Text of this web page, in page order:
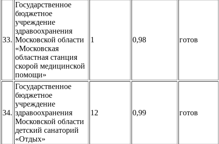
33.
Государственное
бюджетное
учреждение
здравоохранения
Московской области
«Московская
областная станция
скорой медицинской
помощи»
1 0,98 готов
34.
Государственное
бюджетное
учреждение
здравоохранения
Московской области
детский санаторий
«Отдых»
12 0,99 готов